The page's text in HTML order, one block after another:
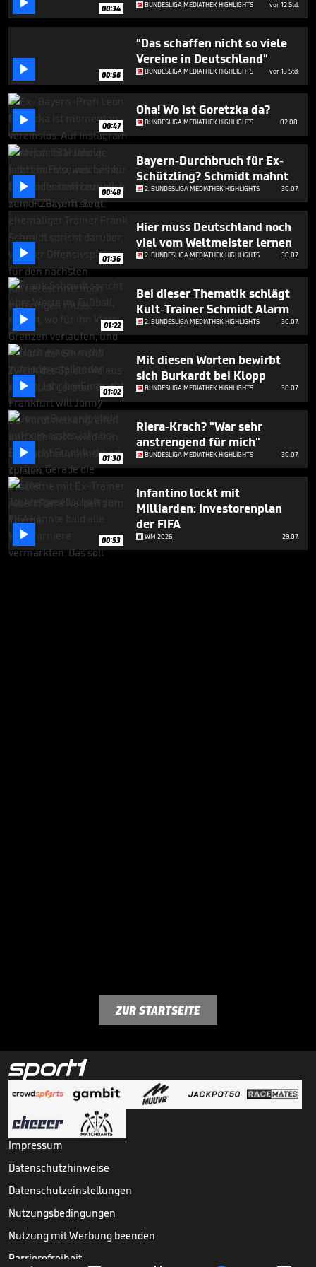
minute,
45
seconds
00:34 BUNDESLIGA MEDIATHEK HIGHLIGHTS vor 12 Std.
 00:56
"Das schaffen nicht so viele
Vereine in Deutschland"
BUNDESLIGA MEDIATHEK HIGHLIGHTS vor 13 Std.
 00:47
Oha! Wo ist Goretzka da?
BUNDESLIGA MEDIATHEK HIGHLIGHTS 02.08.
 00:48
Bayern-Durchbruch für Ex-
Schützling? Schmidt mahnt
2. BUNDESLIGA MEDIATHEK HIGHLIGHTS 30.07.
 01:36
Hier muss Deutschland noch
viel vom Weltmeister lernen
2. BUNDESLIGA MEDIATHEK HIGHLIGHTS 30.07.
 01:22
Bei dieser Thematik schlägt
Kult-Trainer Schmidt Alarm
2. BUNDESLIGA MEDIATHEK HIGHLIGHTS 30.07.
 01:02
Mit diesen Worten bewirbt
sich Burkardt bei Klopp
BUNDESLIGA MEDIATHEK HIGHLIGHTS 30.07.
 01:30
Riera-Krach? "War sehr
anstrengend für mich"
BUNDESLIGA MEDIATHEK HIGHLIGHTS 30.07.
 00:53
Infantino lockt mit
Milliarden: Investorenplan
der FIFA
WM 2026 29.07.
ZUR STARTSEITE
Impressum
Datenschutzhinweise
Datenschutzeinstellungen
Nutzungsbedingungen
Nutzung mit Werbung beenden
Barrierefreiheit